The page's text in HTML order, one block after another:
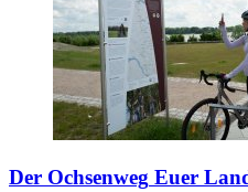
Der Ochsenweg Euer